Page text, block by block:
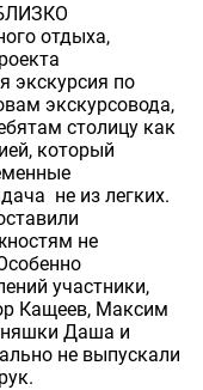
отдыха,
экскурсия по
экскурсовода,
столицу как
который
не из легких.
не
участники,
Кащеев, Максим
Даша и
не выпускали